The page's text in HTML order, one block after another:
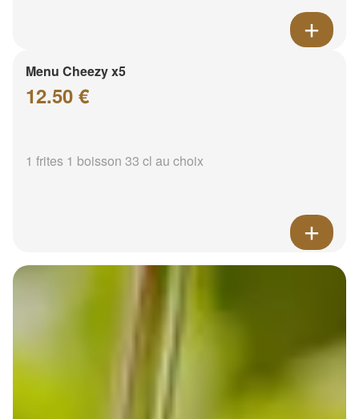
Menu Cheezy x5
12.50 €
1 frites 1 boisson 33 cl au choix